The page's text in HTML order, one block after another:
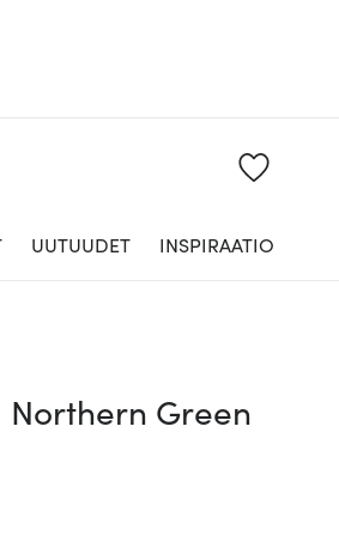
UUTUUDET INSPIRAATIO
Northern Green